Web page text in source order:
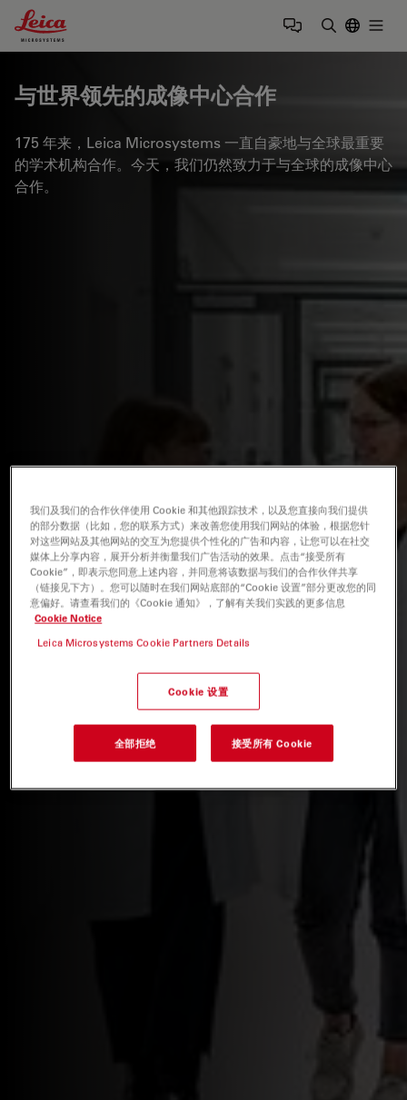
Leica Microsystems Logo
与世界领先的成像中心合作
175 年来，Leica Microsystems 一直自豪地与全球最重要
的学术机构合作。今天，我们仍然致力于与全球的成像中心
合作。
我们及我们的合作伙伴使用 Cookie 和其他跟踪技术，以及您直接向我们提供
的部分数据（比如，您的联系方式）来改善您使用我们网站的体验，根据您针
对这些网站及其他网站的交互为您提供个性化的广告和内容，让您可以在社交
媒体上分享内容，展开分析并衡量我们广告活动的效果。点击“接受所有
Cookie”，即表示您同意上述内容，并同意将该数据与我们的合作伙伴共享
（链接见下方）。您可以随时在我们网站底部的“Cookie 设置”部分更改您的同
意偏好。请查看我们的《Cookie 通知》，了解有关我们实践的更多信息
Cookie Notice
Leica Microsystems Cookie Partners Details
Cookie 设置
全部拒绝 接受所有 Cookie